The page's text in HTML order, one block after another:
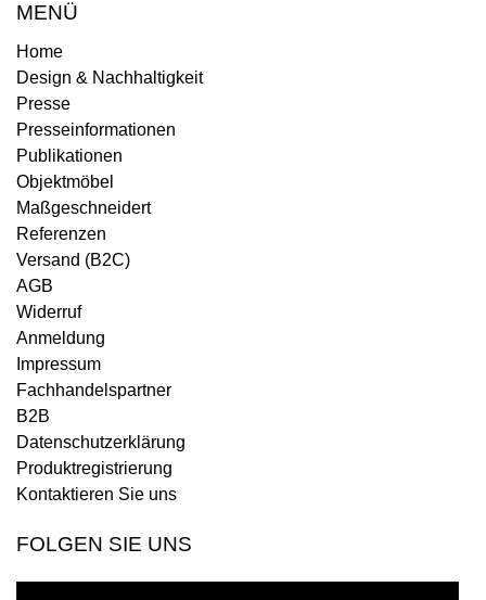
MENÜ
Home
Design & Nachhaltigkeit
Presse
Presseinformationen
Publikationen
Objektmöbel
Maßgeschneidert
Referenzen
Versand (B2C)
AGB
Widerruf
Anmeldung
Impressum
Fachhandelspartner
B2B
Datenschutzerklärung
Produktregistrierung
Kontaktieren Sie uns
FOLGEN SIE UNS